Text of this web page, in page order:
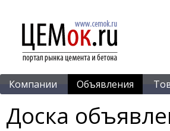
Компании Объявления
Доска